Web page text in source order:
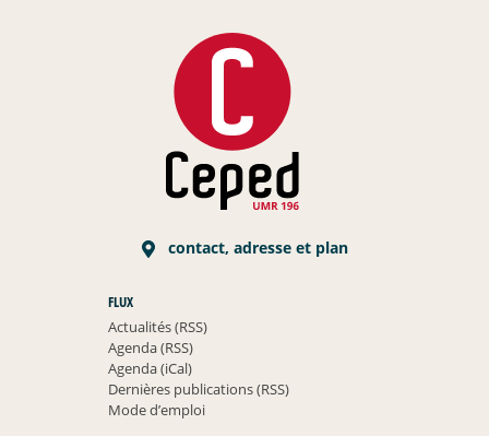
contact, adresse et plan
FLUX
Actualités (RSS)
Agenda (RSS)
Agenda (iCal)
Dernières publications (RSS)
Mode d’emploi